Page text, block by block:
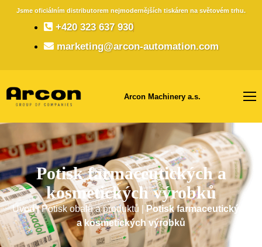
Jsme oficiálním distributorem nejmodernějších tiskáren na světovém trhu.
+420 323 637 930
marketing@arcon-automation.com
Arcon Machinery a.s.
Potisk farmaceutických a
kosmetických výrobků
Úvod|Potisk obalů a produktů |Potisk farmaceutických
a kosmetických výrobků​